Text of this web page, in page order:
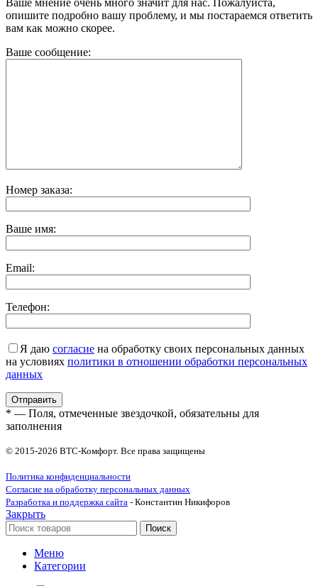
Ваше мнение очень много значит для нас. Пожалуйста,
опишите подробно вашу проблему, и мы постараемся ответить
вам как можно скорее.
Ваше сообщение:
Номер заказа:
Ваше имя:
Email:
Телефон:
Я даю согласие на обработку своих персональных данных
на условиях политики в отношении обработки персональных
данных
* — Поля, отмеченные звездочкой, обязательны для
заполнения
© 2015-2026 ВТС-Комфорт. Все права защищены
Политика конфиденциальности
Согласие на обработку персональных данных
Разработка и поддержка сайта - Константин Никифоров
Закрыть
Поиск
Меню
Категории